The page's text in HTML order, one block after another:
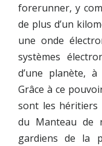
forerunner, y
de plus d’un
une onde
systèmes
d’une planète,
Grâce à ce
sont les héritiers
du Manteau de
gardiens de la